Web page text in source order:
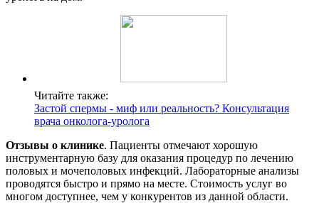
Читайте также:
Застой спермы - миф или реальность? Консультация
врача онколога-уролога
Отзывы о клинике. Пациенты отмечают хорошую
инструментарную базу для оказания процедур по лечению
половых и мочеполовых инфекций. Лабораторные анализы
проводятся быстро и прямо на месте. Стоимость услуг во
многом доступнее, чем у конкурентов из данной области.